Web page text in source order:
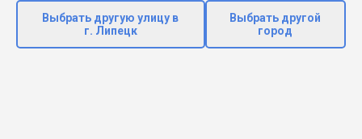
Выбрать другую улицу в
г. Липецк
Выбрать другой
город